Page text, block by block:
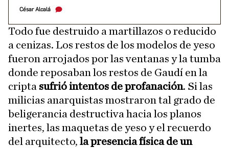
César Alcalá
Todo fue destruido a martillazos o reducido
a cenizas. Los restos de los modelos de yeso
fueron arrojados por las ventanas y la tumba
donde reposaban los restos de Gaudí en la
cripta sufrió intentos de profanación. Si las
milicias anarquistas mostraron tal grado de
beligerancia destructiva hacia los planos
inertes, las maquetas de yeso y el recuerdo
del arquitecto, la presencia física de un